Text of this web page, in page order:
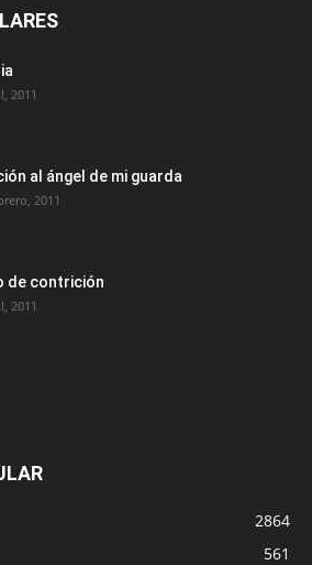
2011
al ángel de mi guarda
2011
de contrición
2011
2864
561